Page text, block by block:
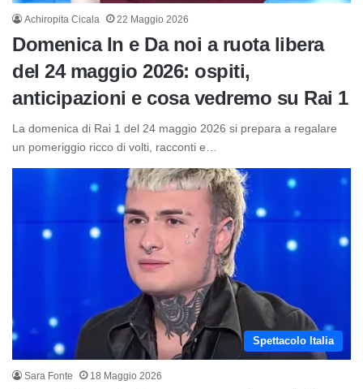
Achiropita Cicala 22 Maggio 2026
Domenica In e Da noi a ruota libera
del 24 maggio 2026: ospiti,
anticipazioni e cosa vedremo su Rai 1
La domenica di Rai 1 del 24 maggio 2026 si prepara a regalare
un pomeriggio ricco di volti, racconti e…
Spettacolo Italia
Sara Fonte 18 Maggio 2026